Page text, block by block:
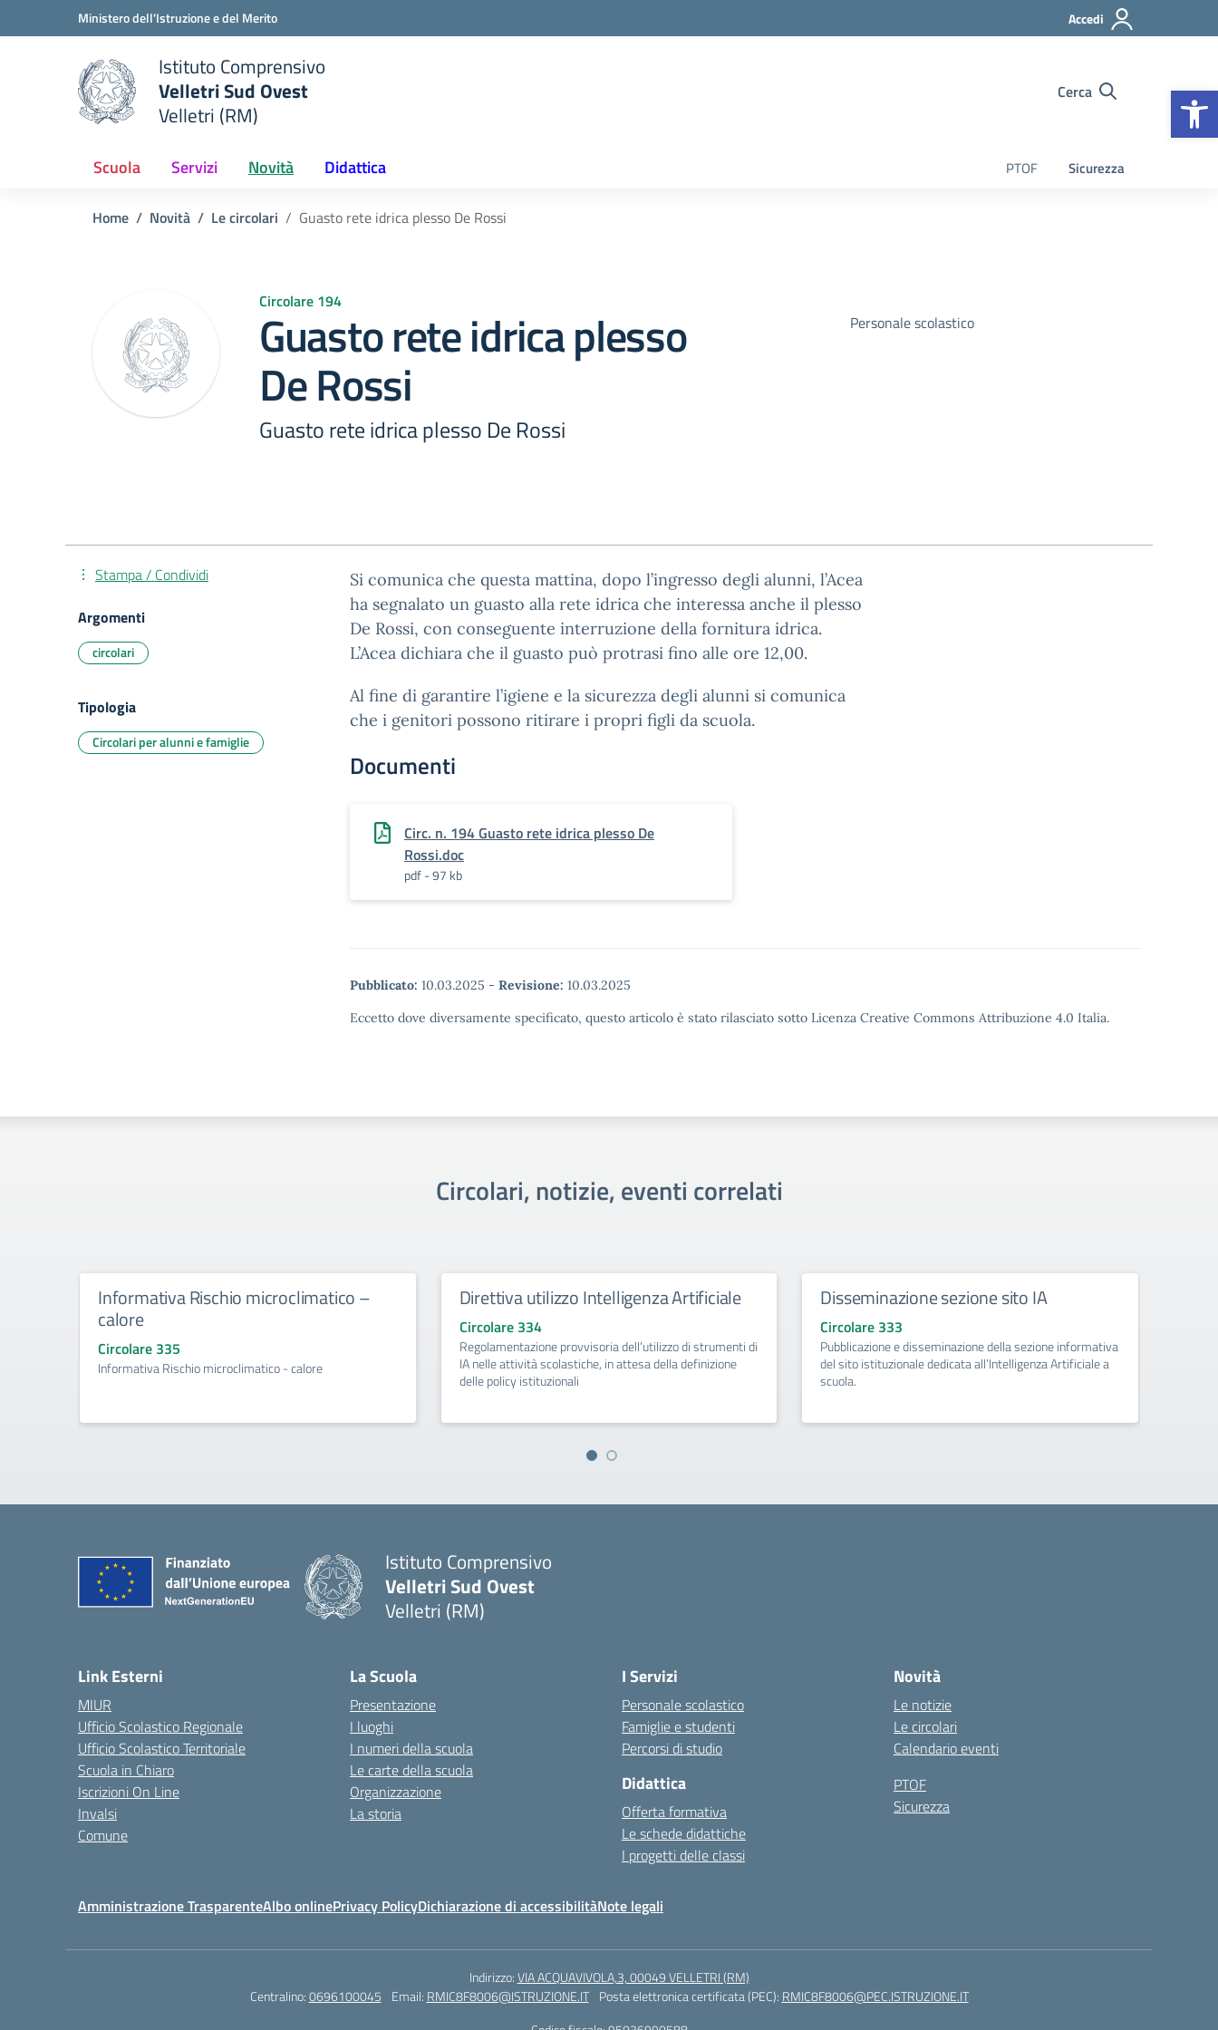
Vai ai contenuti
Vai al menu di navigazioneMinistero dell'Istruzione e del Merito Accedi
scuola
Istituto Comprensivo
Velletri Sud Ovest
Velletri (RM)
Cerca
Scuola Servizi Novità Didattica PTOF Sicurezza
Home Novità Le circolari Guasto rete idrica plesso De Rossi
Circolare 194
Guasto rete idrica plesso
De Rossi
Guasto rete idrica plesso De Rossi
Personale scolastico
Si comunica che questa mattina, dopo l’ingresso degli alunni, l’Acea
ha segnalato un guasto alla rete idrica che interessa anche il plesso
De Rossi, con conseguente interruzione della fornitura idrica.
L’Acea dichiara che il guasto può protrasi fino alle ore 12,00.
Al fine di garantire l’igiene e la sicurezza degli alunni si comunica
che i genitori possono ritirare i propri figli da scuola.
Documenti
Circ. n. 194 Guasto rete idrica plesso De
Rossi.doc
pdf - 97 kb
Pubblicato: 10.03.2025 - Revisione: 10.03.2025
Eccetto dove diversamente specificato, questo articolo è stato rilasciato sotto Licenza Creative Commons Attribuzione 4.0 Italia.
Stampa / Condividi
Argomenti
circolari
Tipologia
Circolari per alunni e famiglie
Circolari, notizie, eventi correlati
Informativa Rischio microclimatico –
calore
Circolare 335
Informativa Rischio microclimatico - calore
Direttiva utilizzo Intelligenza Artificiale
Circolare 334
Regolamentazione provvisoria dell’utilizzo di strumenti di
IA nelle attività scolastiche, in attesa della definizione
delle policy istituzionali
Disseminazione sezione sito IA
Circolare 333
Pubblicazione e disseminazione della sezione informativa
del sito istituzionale dedicata all’Intelligenza Artificiale a
scuola.
Istituto Comprensivo
Velletri Sud Ovest
Velletri (RM)
Link Esterni
MIUR
Ufficio Scolastico Regionale
Ufficio Scolastico Territoriale
Scuola in Chiaro
Iscrizioni On Line
Invalsi
Comune
La Scuola
Presentazione
I luoghi
I numeri della scuola
Le carte della scuola
Organizzazione
La storia
I Servizi
Personale scolastico
Famiglie e studenti
Percorsi di studio
Didattica
Offerta formativa
Le schede didattiche
I progetti delle classi
Novità
Le notizie
Le circolari
Calendario eventi
PTOF
Sicurezza
Amministrazione TrasparenteAlbo onlinePrivacy PolicyDichiarazione di accessibilitàNote legali
Indirizzo:VIA ACQUAVIVOLA,3, 00049 VELLETRI (RM)
Centralino:0696100045 Email: RMIC8F8006@ISTRUZIONE.IT Posta elettronica certificata (PEC): RMIC8F8006@PEC.ISTRUZIONE.IT